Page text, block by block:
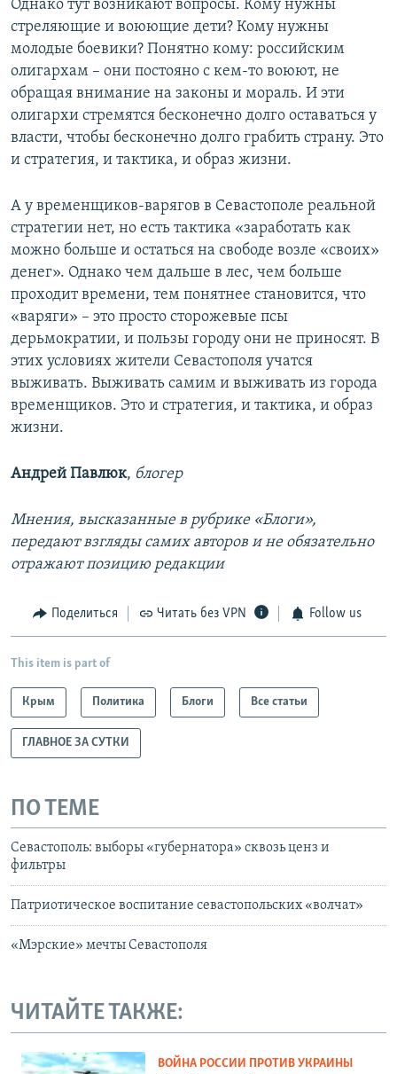
Однако тут возникают вопросы. Кому нужны
стреляющие и воюющие дети? Кому нужны
молодые боевики? Понятно кому: российским
олигархам – они постояно с кем-то воюют, не
обращая внимание на законы и мораль. И эти
олигархи стремятся бесконечно долго оставаться у
власти, чтобы бесконечно долго грабить страну. Это
и стратегия, и тактика, и образ жизни.
А у временщиков-варягов в Севастополе реальной
стратегии нет, но есть тактика «заработать как
можно больше и остаться на свободе возле «своих»
денег». Однако чем дальше в лес, чем больше
проходит времени, тем понятнее становится, что
«варяги» – это просто сторожевые псы
дерьмократии, и пользы городу они не приносят. В
этих условиях жители Севастополя учатся
выживать. Выживать самим и выживать из города
временщиков. Это и стратегия, и тактика, и образ
жизни.
Андрей Павлюк, блогер
Мнения, высказанные в рубрике «Блоги»,
передают взгляды самих авторов и не обязательно
отражают позицию редакции
Поделиться Читать без VPN Follow us
This item is part of
Крым Политика Блоги Все статьи
ГЛАВНОЕ ЗА СУТКИ
ПО ТЕМЕ
Севастополь: выборы «губернатора» сквозь ценз и
фильтры
Патриотическое воспитание севастопольских «волчат»
«Мэрские» мечты Севастополя
ЧИТАЙТЕ ТАКЖЕ:
ВОЙНА РОССИИ ПРОТИВ УКРАИНЫ